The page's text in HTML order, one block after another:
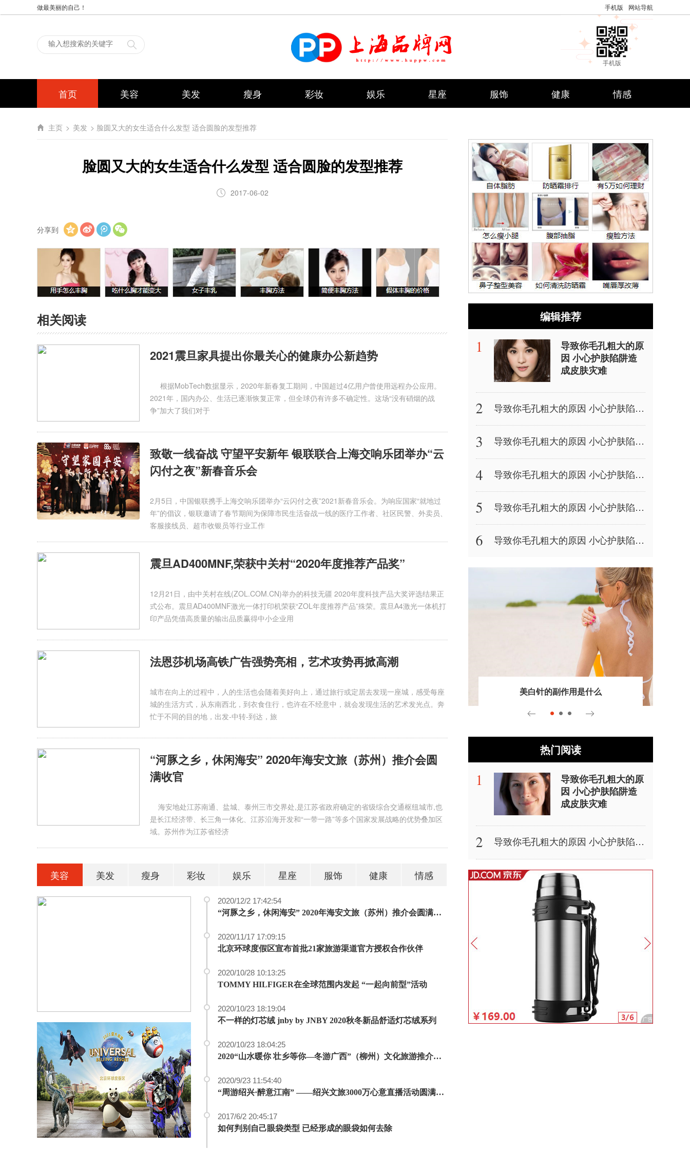
手机版 网站导航
做最美丽的自己！
手机版
首页 美容 美发 瘦身 彩妆 娱乐 星座 服饰 健康 情感
主页 > 美发 > 脸圆又大的女生适合什么发型 适合圆脸的发型推荐
脸圆又大的女生适合什么发型 适合圆脸的发型推荐
2017-06-02
分享到
相关阅读
2021震旦家具提出你最关心的健康办公新趋势
根据MobTech数据显示，2020年新春复工期间，中国超过4亿用户曾使用远程办公应用。
2021年，国内办公、生活已逐渐恢复正常，但全球仍有许多不确定性。这场“没有硝烟的战
争”加大了我们对于
致敬一线奋战 守望平安新年 银联联合上海交响乐团举办“云
闪付之夜”新春音乐会
2月5日，中国银联携手上海交响乐团举办“云闪付之夜”2021新春音乐会。为响应国家“就地过
年”的倡议，银联邀请了春节期间为保障市民生活奋战一线的医疗工作者、社区民警、外卖员、
客服接线员、超市收银员等行业工作
震旦AD400MNF,荣获中关村“2020年度推荐产品奖”
12月21日，由中关村在线(ZOL.COM.CN)举办的科技无疆 2020年度科技产品大奖评选结果正
式公布。震旦AD400MNF激光一体打印机荣获“ZOL年度推荐产品”殊荣。震旦A4激光一体机打
印产品凭借高质量的输出品质赢得中小企业用
法恩莎机场高铁广告强势亮相，艺术攻势再掀高潮
城市在向上的过程中，人的生活也会随着美好向上，通过旅行或定居去发现一座城，感受每座
城的生活方式，从东南西北，到衣食住行，也许在不经意中，就会发现生活的艺术发光点。奔
忙于不同的目的地，出发-中转-到达，旅
“河豚之乡，休闲海安” 2020年海安文旅（苏州）推介会圆
满收官
海安地处江苏南通、盐城、泰州三市交界处,是江苏省政府确定的省级综合交通枢纽城市,也
是长江经济带、长三角一体化、江苏沿海开发和“一带一路”等多个国家发展战略的优势叠加区
域。苏州作为江苏省经济
美容 美发 瘦身 彩妆 娱乐 星座 服饰 健康 情感
2020/12/2 17:42:54
“河豚之乡，休闲海安” 2020年海安文旅（苏州）推介会圆满收官
2020/11/17 17:09:15
北京环球度假区宣布首批21家旅游渠道官方授权合作伙伴
2020/10/28 10:13:25
TOMMY HILFIGER在全球范围内发起 “一起向前型”活动
2020/10/23 18:19:04
不一样的灯芯绒 jnby by JNBY 2020秋冬新品舒适灯芯绒系列
2020/10/23 18:04:25
2020“山水暖你 壮乡等你—冬游广西”（柳州）文化旅游推介活动在上海召开
2020/9/23 11:54:40
“周游绍兴·醉意江南” ——绍兴文旅3000万心意直播活动圆满收官
2017/6/2 20:45:17
如何判别自己眼袋类型 已经形成的眼袋如何去除
编辑推荐
导致你毛孔粗大的原
因 小心护肤陷阱造
成皮肤灾难
导致你毛孔粗大的原因 小心护肤陷阱造成皮肤灾难
导致你毛孔粗大的原因 小心护肤陷阱造成皮肤灾难
导致你毛孔粗大的原因 小心护肤陷阱造成皮肤灾难
导致你毛孔粗大的原因 小心护肤陷阱造成皮肤灾难
导致你毛孔粗大的原因 小心护肤陷阱造成皮肤灾难
美白针的副作用是什么 美白针的副作用是什么
热门阅读
导致你毛孔粗大的原
因 小心护肤陷阱造
成皮肤灾难
导致你毛孔粗大的原因 小心护肤陷阱造成皮肤灾难